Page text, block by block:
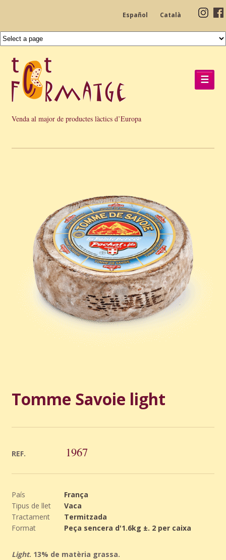
Español Català
Venda al major de productes làctics d’Europa
☰
Tomme Savoie light
REF. 1967
País
França
Tipus de llet
Vaca
Tractament
Termitzada
Format
Peça sencera d'1.6kg ±. 2 per caixa
Light. 13% de matèria grassa.